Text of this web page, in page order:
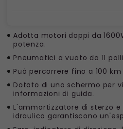
Adotta motori doppi da
potenza.
Pneumatici a vuoto da 11
Può percorrere fino a 100
Dotato di uno schermo per
informazioni di guida.
L'ammortizzatore di sterzo
idraulico garantiscono